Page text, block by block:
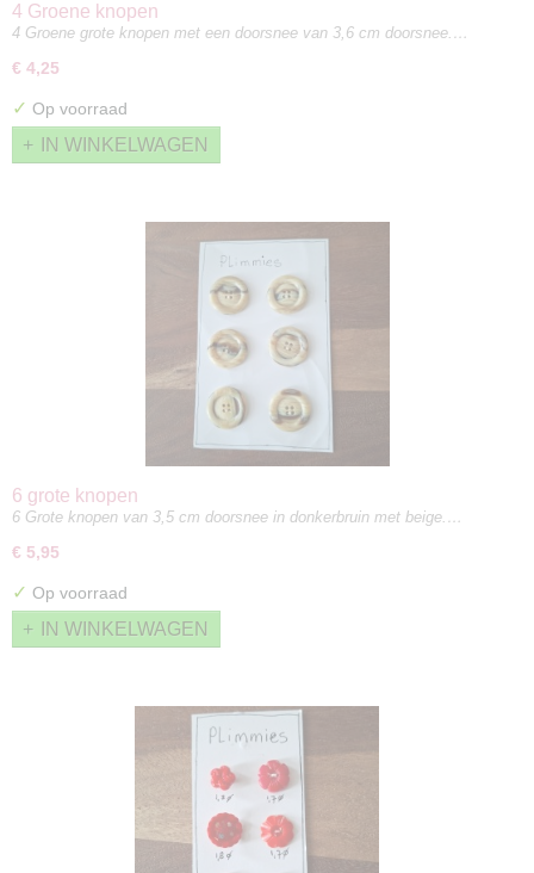
4 Groene knopen
4 Groene grote knopen met een doorsnee van 3,6 cm doorsnee.…
€ 4,25
✓ Op voorraad
IN WINKELWAGEN
6 grote knopen
6 Grote knopen van 3,5 cm doorsnee in donkerbruin met beige.…
€ 5,95
✓ Op voorraad
IN WINKELWAGEN